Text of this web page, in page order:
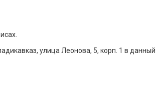
улица Леонова, 5, корп. 1 в данный